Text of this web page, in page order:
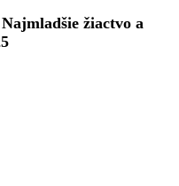
žiactvo a